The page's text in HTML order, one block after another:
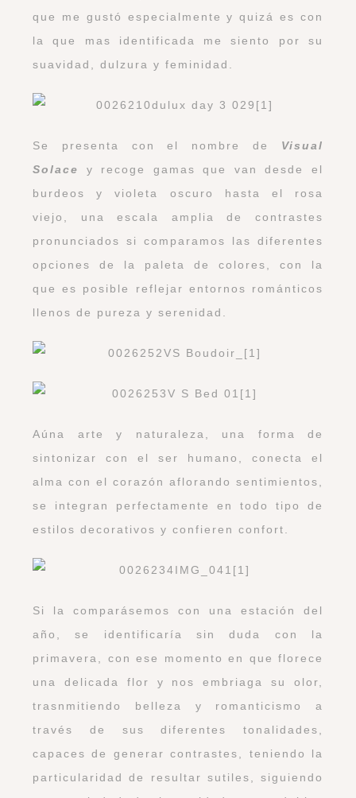
que me gustó especialmente y quizá es con
la que mas identificada me siento por su
suavidad, dulzura y feminidad.
Se presenta con el nombre de Visual
Solace
y recoge gamas que van desde el
burdeos y violeta oscuro hasta el rosa
viejo, una escala amplia de contrastes
pronunciados si comparamos las diferentes
opciones de la paleta de colores, con la
que es posible reflejar entornos románticos
llenos de pureza y serenidad.
Aúna arte y naturaleza, una forma de
sintonizar con el ser humano, conecta el
alma con el corazón aflorando sentimientos,
se integran perfectamente en todo tipo de
estilos decorativos y confieren confort.
Si la comparásemos con una estación del
año, se identificaría sin duda con la
primavera, con ese momento en que florece
una delicada flor y nos embriaga su olor,
trasnmitiendo belleza y romanticismo a
través de sus diferentes tonalidades,
capaces de generar contrastes, teniendo la
particularidad de resultar sutiles, siguiendo